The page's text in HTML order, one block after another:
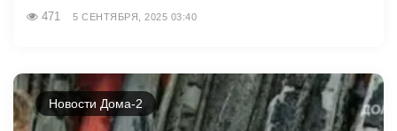
471 5 СЕНТЯБРЯ, 2025 03:40
Новости Дома-2